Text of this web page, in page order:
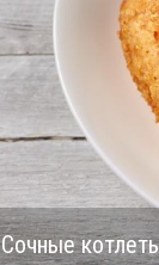
Сочные